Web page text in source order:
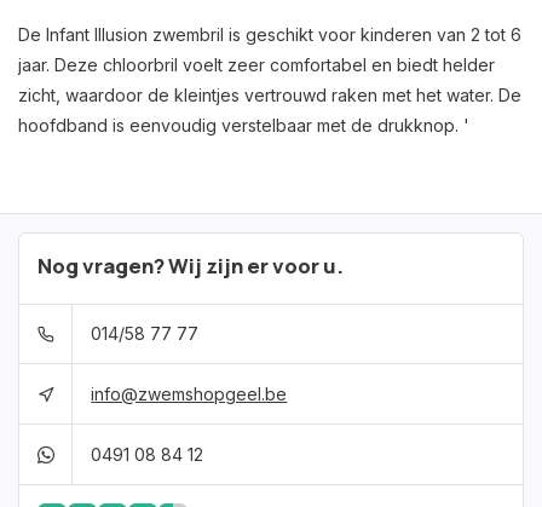
De Infant Illusion zwembril is geschikt voor kinderen van 2 tot 6
jaar. Deze chloorbril voelt zeer comfortabel en biedt helder
zicht, waardoor de kleintjes vertrouwd raken met het water. De
hoofdband is eenvoudig verstelbaar met de drukknop. '
Nog vragen? Wij zijn er voor u.
014/58 77 77
info@zwemshopgeel.be
0491 08 84 12